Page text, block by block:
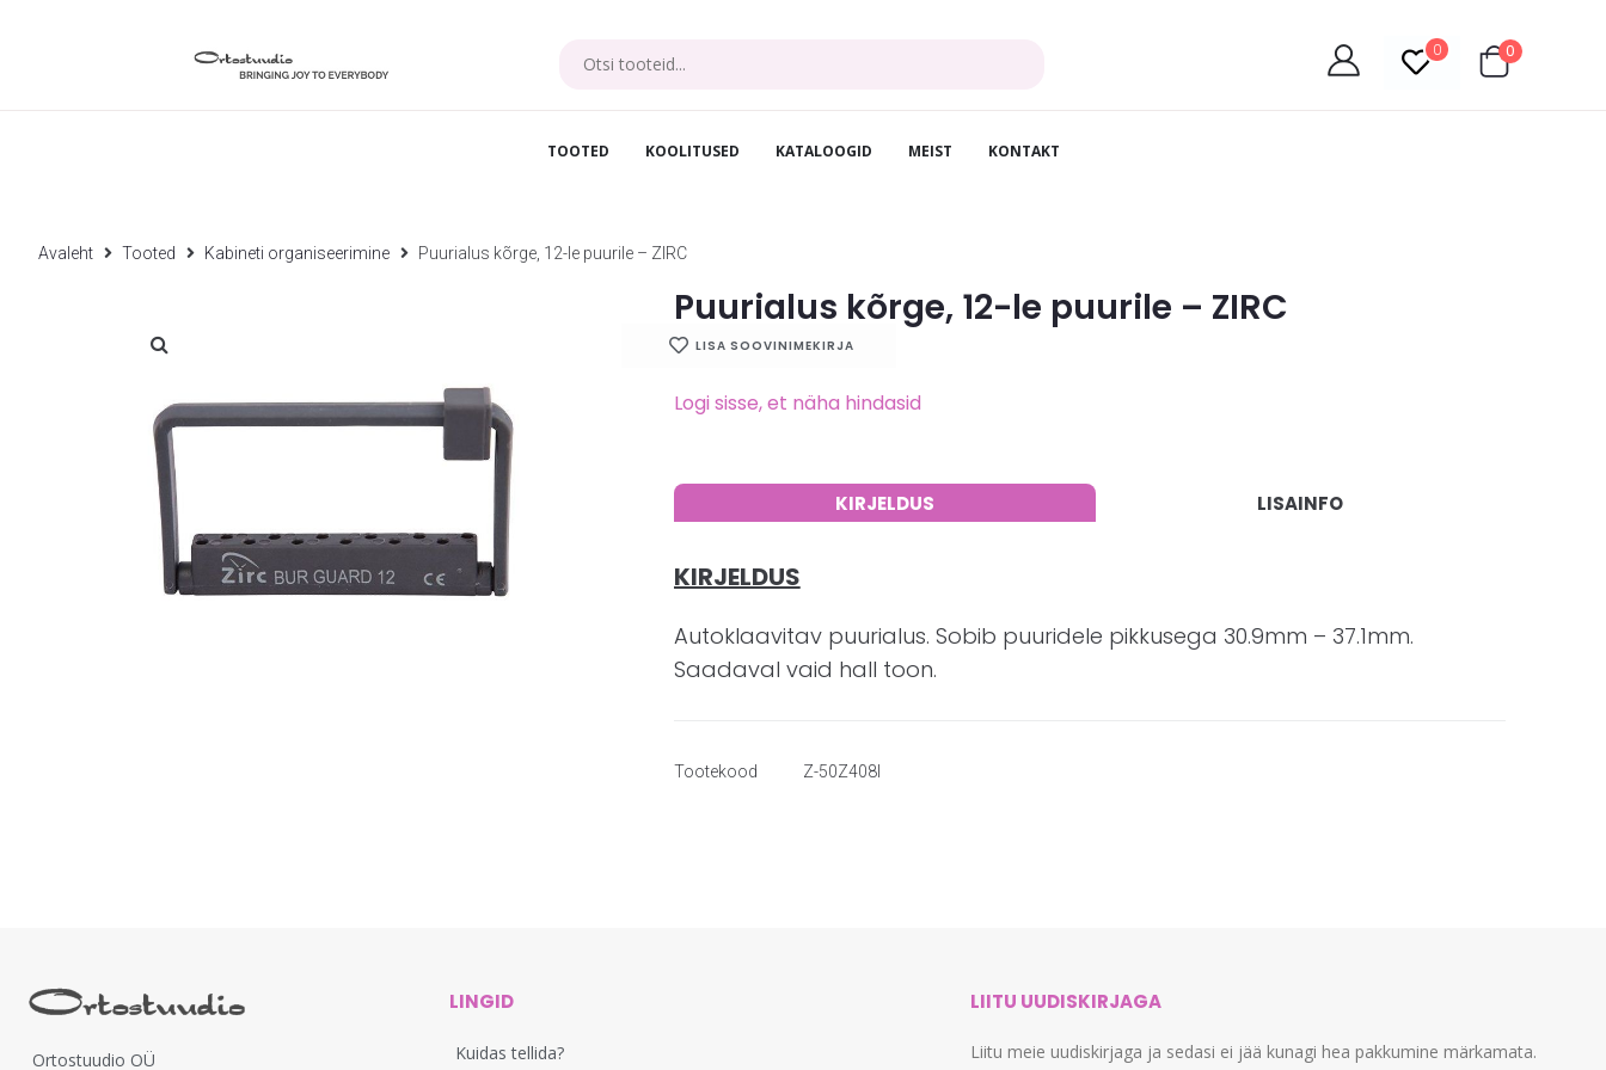
0 0
TOOTED KOOLITUSED KATALOOGID MEIST KONTAKT
Avaleht Tooted Kabineti organiseerimine Puurialus kõrge, 12-le puurile – ZIRC
Puurialus kõrge, 12-le puurile – ZIRC
LISA SOOVINIMEKIRJA
Logi sisse, et näha hindasid
KIRJELDUS LISAINFO
KIRJELDUS
Autoklaavitav puurialus. Sobib puuridele pikkusega 30.9mm – 37.1mm.
Saadaval vaid hall toon.
Tootekood Z-50Z408I
Ortostuudio OÜ
LINGID
Kuidas tellida?
LIITU UUDISKIRJAGA
Liitu meie uudiskirjaga ja sedasi ei jää kunagi hea pakkumine märkamata.